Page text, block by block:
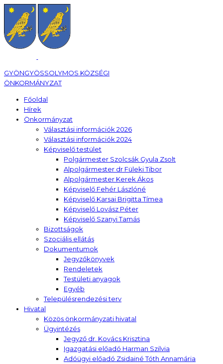
GYÖNGYÖSSOLYMOS KÖZSÉGI
ÖNKORMÁNYZAT
Főoldal
Hírek
Önkormányzat
Választási információk 2026
Választási információk 2024
Képviselő testület
Polgármester Szolcsák Gyula Zsolt
Alpolgármester dr Füleki Tibor
Alpolgármester Kerek Ákos
Képviselő Fehér Lászlóné
Képviselő Karsai Brigitta Tímea
Képviselő Lovász Péter
Képviselő Szanyi Tamás
Bizottságok
Szociális ellátás
Dokumentumok
Jegyzőkönyvek
Rendeletek
Testületi anyagok
Egyéb
Településrendezési terv
Hivatal
Közös önkormányzati hivatal
Ügyintézés
Jegyző dr. Kovács Krisztina
Igazgatási előadó Harman Szilvia
Adóügyi előadó Zsidainé Tóth Annamária